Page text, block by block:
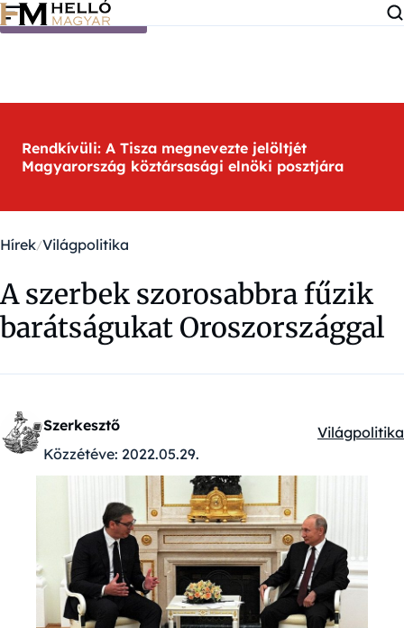
Ugrás a tartalomra
Rendkívüli: A Tisza megnevezte jelöltjét
Magyarország köztársasági elnöki posztjára
Hírek Világpolitika
A szerbek szorosabbra fűzik
barátságukat Oroszországgal
Szerkesztő
Közzétéve: 2022.05.29.
Kategóriák:
Világpolitika